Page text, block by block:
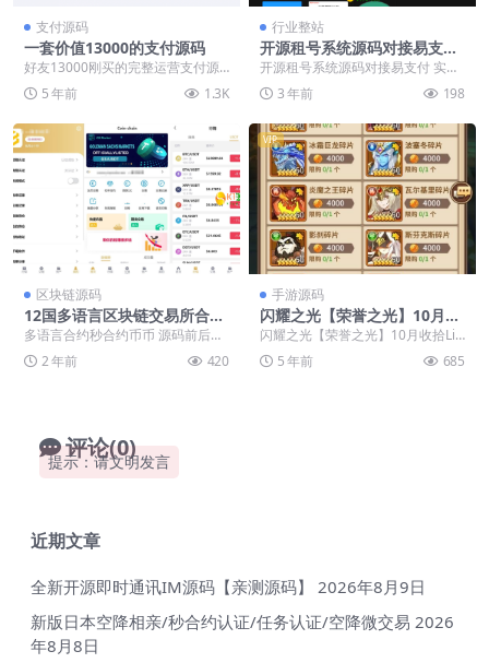
支付源码
一套价值13000的支付源码
好友13000刚买的完整运营支付源
码，现在也还在用。具体这个有什
么功能不甚了解，...
5 年前 1.3K
行业整站
开源租号系统源码对接易支付
【亲测源码】
开源租号系统源码对接易支付 实测
了下 完美无缺 无bug 后门已清 有
分销推广功...
3 年前 198
区块链源码
12国多语言区块链交易所合约
秒合约币币质押挖矿杠杆法币
源码
多语言合约秒合约币币 源码前后端
分离的 支持pc 手机端vue 后端服务
为PHP...
2 年前 420
VIP
手游源码
闪耀之光【荣誉之光】10月收
拾Linux手艺服务端+安卓+G
M后台【站长亲测】
闪耀之光【荣誉之光】10月收拾Lin
ux手艺服务端+安卓+GM后台【站
长亲测】 ...
5 年前 685
评论(0)
提示：请文明发言
近期文章
全新开源即时通讯IM源码【亲测源码】
2026年8月9日
新版日本空降相亲/秒合约认证/任务认证/空降微交易 2026
年8月8日